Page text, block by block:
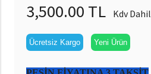
3,500.00 TL Kdv Dahil
Ücretsiz Kargo Yeni Ürün